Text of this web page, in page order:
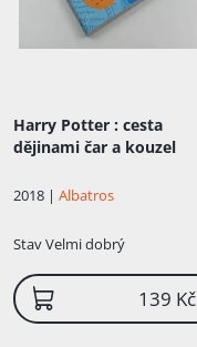
Harry Potter : cesta
dějinami čar a kouzel
2018 | Albatros
StavVelmi dobrý
139 Kč